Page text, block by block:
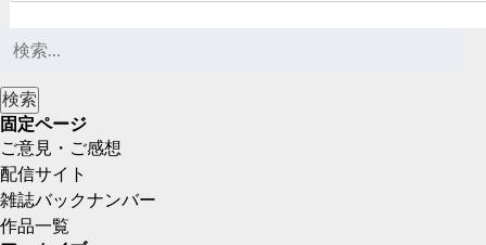
固定ページ
ご意見・ご感想
配信サイト
雑誌バックナンバー
作品一覧